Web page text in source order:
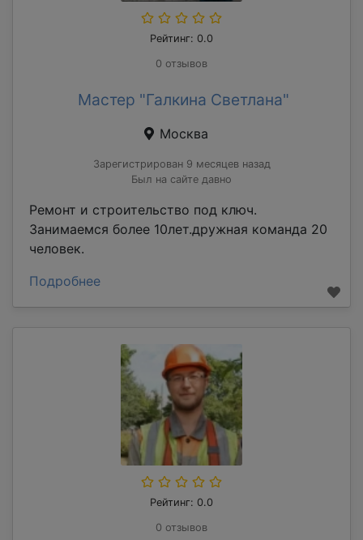
Рейтинг: 0.0
0 отзывов
Мастер "Галкина Светлана"
Москва
Зарегистрирован 9 месяцев назад
Был на сайте давно
Ремонт и строительство под ключ.
Занимаемся более 10лет.дружная команда 20
человек.
Подробнее
Рейтинг: 0.0
0 отзывов